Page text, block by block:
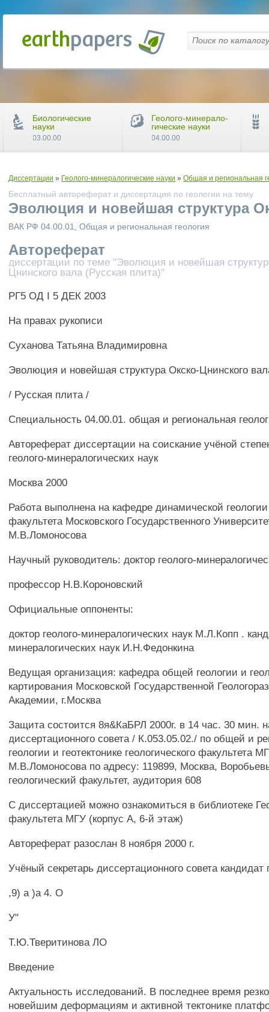
Диссертации » Геолого-минералогические науки »Общая и региональная
Бесплатный автореферат и диссертация по геологии на тему
Эволюция и новейшая структура
ВАК РФ 04.00.01, Общая и региональная геология
Автореферат
диссертации по теме "Эволюция и новейшая
Цнинского вала (Русская плита)"
РГ5 ОД I 5 ДЕК 2003
На правах рукописи
Суханова Татьяна Владимировна
Эволюция и новейшая структура Окско-Цнинского
/ Русская плита /
Специальность 04.00.01. общая и региональная
Автореферат диссертации на соискание учёной
геолого-минералогических наук
Москва 2000
Работа выполнена на кафедре динамической геологии
факультета Московского Государственного
М.В.Ломоносова
Научный руководитель: доктор геолого-
профессор Н.В.Короновский
Официальные оппоненты:
доктор геолого-минералогических наук М.Л.Копп .
минералогических наук И.Н.Федонкина
Ведущая организация: кафедра общей геологии и
картирования Московской Государственной
Академии, г.Москва
Защита состоится 8я&КаБРЛ 2000г. в 14 час. 30 мин.
диссертационного совета / К.053.05.02./ по общей и
геологии и геотектонике геологического факультета
М.В.Ломоносова по адресу: 119899, Москва,
геологический факультет, аудитория 608
С диссертацией можно ознакомиться в библиотеке
факультета МГУ (корпус А, 6-й этаж)
Автореферат разослан 8 ноября 2000 г.
Учёный секретарь диссертационного совета кандидат
,9) а )а 4. О
У"
Т.Ю.Тверитинова ЛО
Введение
Актуальность исследований. В последнее время
новейшим деформациям и активной тектонике
Биологические
науки
03.00.00
Геолого-минерало-
гические науки
04.00.00